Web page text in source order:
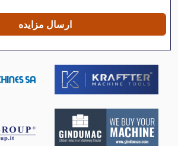
ماشین معاون 200 Mm
ارسال مزایده